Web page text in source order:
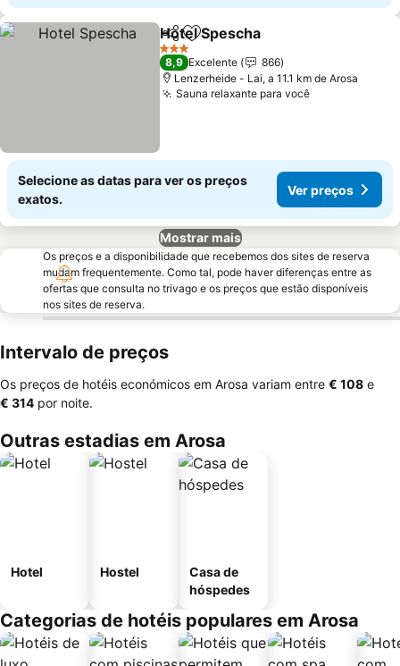
PartilharAdicionar aos favoritos
Hotel Spescha
3 Estrelas
8,9 Excelente
866
Lenzerheide - Lai, a 11.1 km de Arosa
Sauna relaxante para você
Selecione as datas para ver os preços
exatos.
Ver preços
Mostrar mais
Os preços e a disponibilidade que recebemos dos sites de reserva
mudam frequentemente. Como tal, pode haver diferenças entre as
ofertas que consulta no trivago e os preços que estão disponíveis
nos sites de reserva.
Intervalo de preços
Os preços de hotéis económicos em Arosa variam entre ‎€ 108 e
‎€ 314 por noite.
Outras estadias em Arosa
Hotel Hostel
Casa de
hóspedes
Categorias de hotéis populares em Arosa